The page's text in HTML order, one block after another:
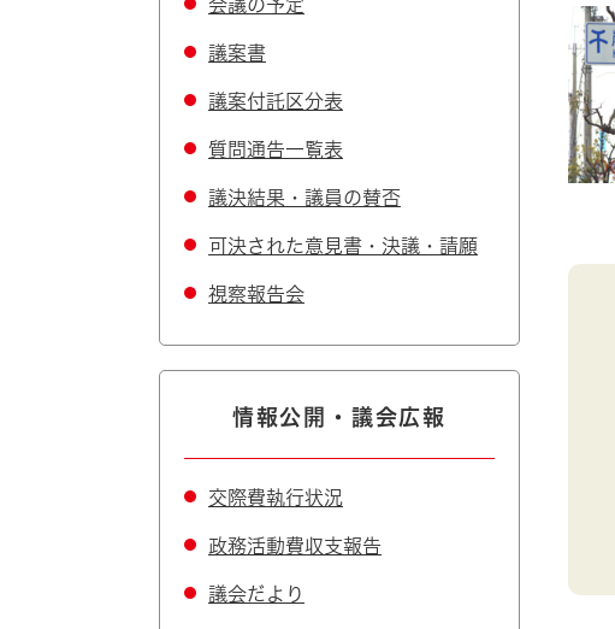
会議の予定
議案書
議案付託区分表
質問通告一覧表
議決結果・議員の賛否
可決された意見書・決議・請願
視察報告会
情報公開・議会広報
交際費執行状況
政務活動費収支報告
議会だより